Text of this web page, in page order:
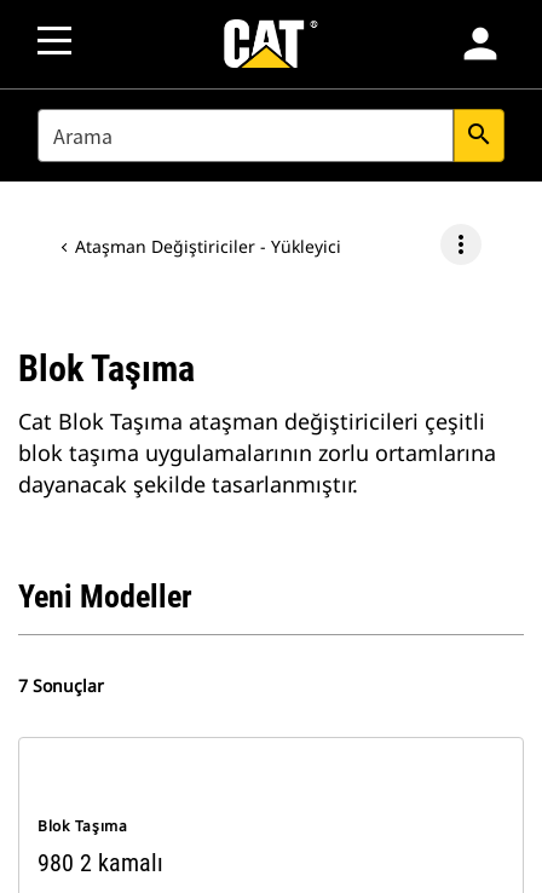
person
SEARCH search
Ataşman Değiştiriciler - Yükleyici more_vert
Blok Taşıma
Cat Blok Taşıma ataşman değiştiricileri çeşitli
blok taşıma uygulamalarının zorlu ortamlarına
dayanacak şekilde tasarlanmıştır.
Yeni Modeller
7 Sonuçlar
Blok Taşıma
980 2 kamalı